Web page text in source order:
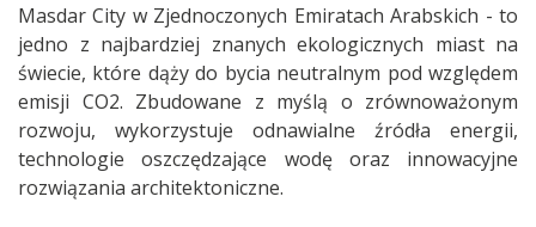
Masdar City w Zjednoczonych Emiratach Arabskich - to
jedno z najbardziej znanych ekologicznych miast na
świecie, które dąży do bycia neutralnym pod względem
emisji CO2. Zbudowane z myślą o zrównoważonym
rozwoju, wykorzystuje odnawialne źródła energii,
technologie oszczędzające wodę oraz innowacyjne
rozwiązania architektoniczne.